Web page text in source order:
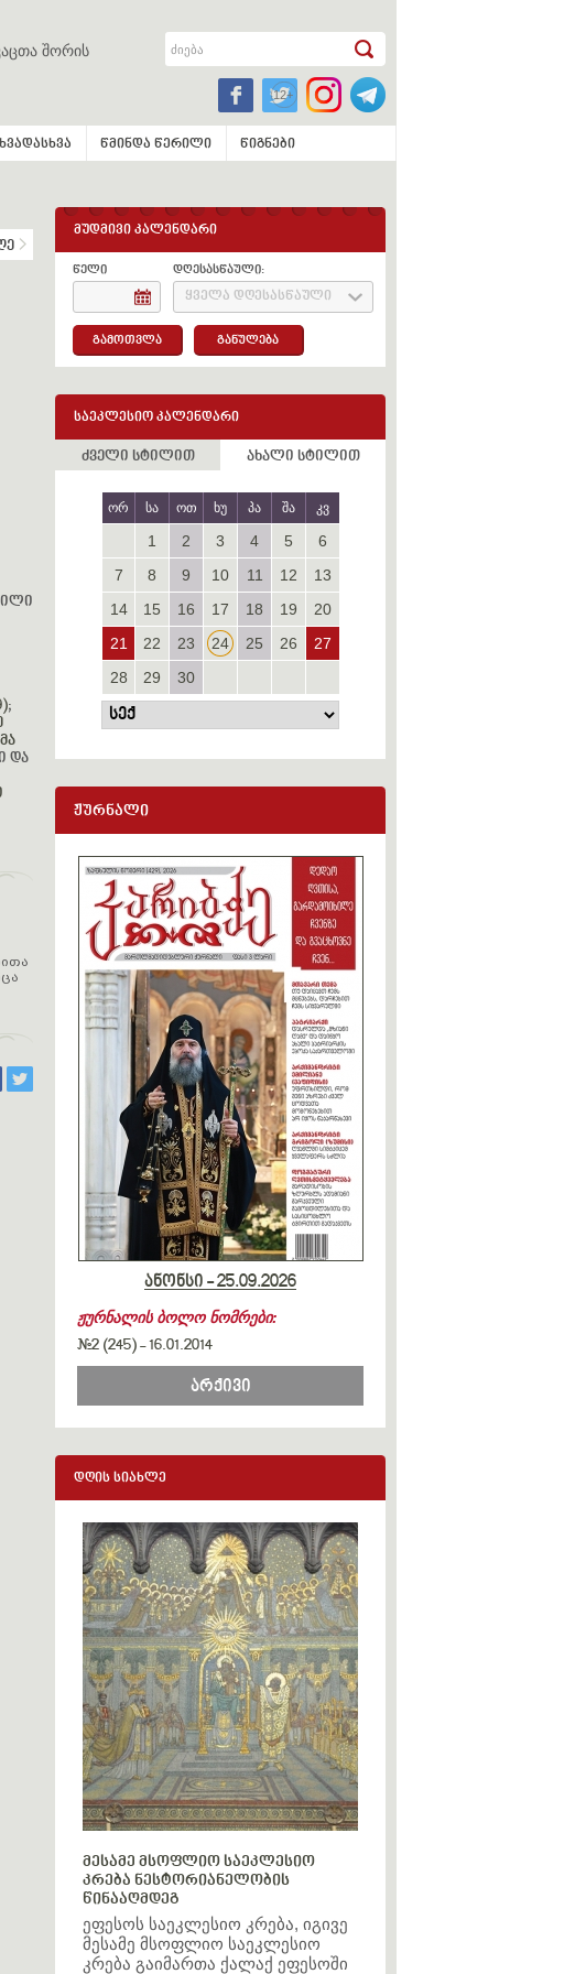
შორის
წმინდა წერილი წიგნები
;
და
მუდმივი კალენდარი
წელი დღესასწაული:
ყველა დღესასწაული
გამოთვლა განულება
საეკლესიო კალენდარი
ძველი სტილით ახალი სტილით
ორ სა ოთ ხუ პა შა კვ
1 2 3 4 5
6
7
8 9 10 11 12
13
14
15 16 17 18 19
20
21
22 23 24 25 26
27
28
29 30
ჟურნალი
ანონსი - 25.09.2026
ჟურნალის ბოლო ნომრები:
#2 (245)-16.01.2014
არქივი
დღის სიახლე
მესამე მსოფლიო საეკლესიო
კრება ნესტორიანელობის
წინააღმდეგ
ეფესოს საეკლესიო კრება, იგივე
მესამე მსოფლიო საეკლესიო
კრება გაიმართა ქალაქ ეფესოში